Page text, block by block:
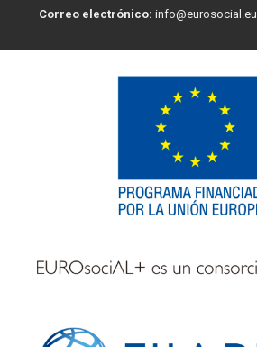
Correo electrónico: info@eurosocial.eu